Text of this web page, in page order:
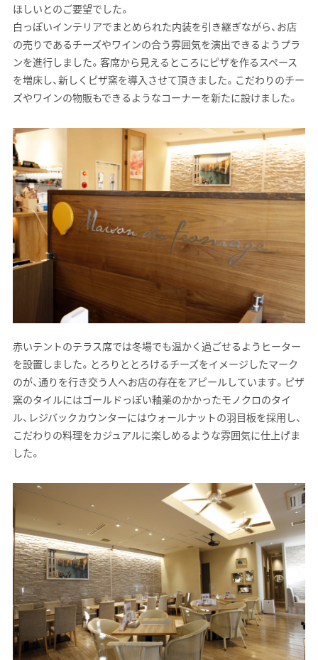
ほしいとのご要望でした。
白っぽいインテリアでまとめられた内装を引き継ぎながら、お店
の売りであるチーズやワインの合う雰囲気を演出できるようプラ
ンを進行しました。客席から見えるところにピザを作るスペース
を増床し、新しくピザ窯を導入させて頂きました。こだわりのチー
ズやワインの物販もできるようなコーナーを新たに設けました。
赤いテントのテラス席では冬場でも温かく過ごせるようヒーター
を設置しました。とろりととろけるチーズをイメージしたマーク
のが、通りを行き交う人へお店の存在をアピールしています。ピザ
窯のタイルにはゴールドっぽい釉薬のかかったモノクロのタイ
ル、レジバックカウンターにはウォールナットの羽目板を採用し、
こだわりの料理をカジュアルに楽しめるような雰囲気に仕上げま
した。